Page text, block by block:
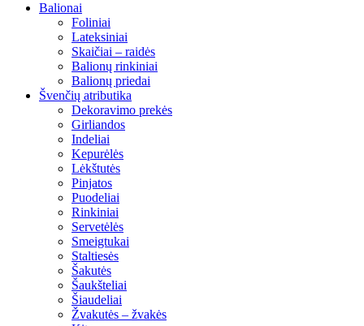
Balionai
Foliniai
Lateksiniai
Skaičiai – raidės
Balionų rinkiniai
Balionų priedai
Švenčių atributika
Dekoravimo prekės
Girliandos
Indeliai
Kepurėlės
Lėkštutės
Pinjatos
Puodeliai
Rinkiniai
Servetėlės
Smeigtukai
Staltiesės
Šakutės
Šaukšteliai
Šiaudeliai
Žvakutės – žvakės